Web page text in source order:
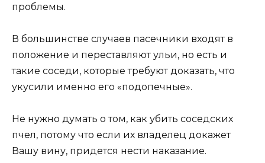
проблемы.
В большинстве случаев пасечники входят в
положение и переставляют ульи, но есть и
такие соседи, которые требуют доказать, что
укусили именно его «подопечные».
Не нужно думать о том, как убить соседских
пчел, потому что если их владелец докажет
Вашу вину, придется нести наказание.